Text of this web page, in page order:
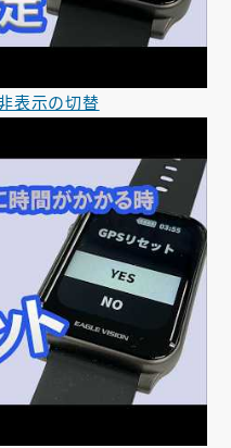
表示の切替